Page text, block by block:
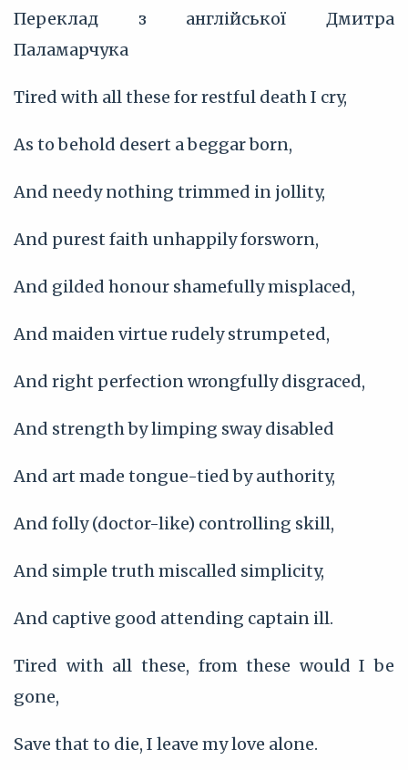
Переклад з англійської Дмитра
Паламарчука
Tired with all these for restful death I cry,
As to behold desert a beggar born,
And needy nothing trimmed in jollity,
And purest faith unhappily forsworn,
And gilded honour shamefully misplaced,
And maiden virtue rudely strumpeted,
And right perfection wrongfully disgraced,
And strength by limping sway disabled
And art made tongue-tied by authority,
And folly (doctor-like) controlling skill,
And simple truth miscalled simplicity,
And captive good attending captain ill.
Tired with all these, from these would I be
gone,
Save that to die, I leave my love alone.